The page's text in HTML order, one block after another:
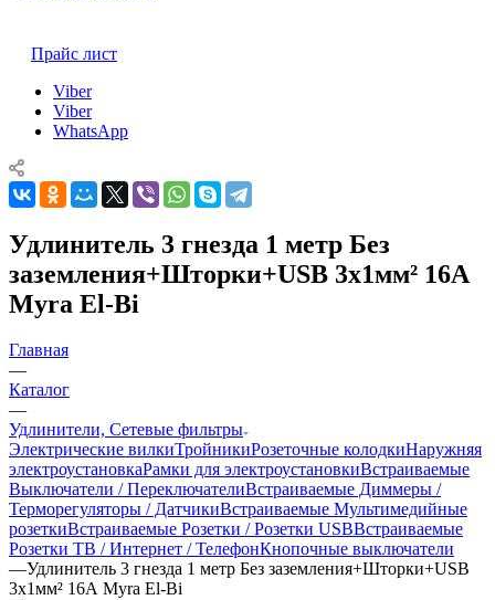
Прайс лист
Viber
Viber
WhatsApp
Удлинитель 3 гнезда 1 метр Без
заземления+Шторки+USB 3х1мм² 16А
Myra El-Bi
Главная
—
Каталог
—
Удлинители, Сетевые фильтры
Электрические вилкиТройникиРозеточные колодкиНаружняя
электроустановкаРамки для электроустановкиВстраиваемые
Выключатели / ПереключателиВстраиваемые Диммеры /
Терморегуляторы / ДатчикиВстраиваемые Мультимедийные
розеткиВстраиваемые Розетки / Розетки USBВстраиваемые
Розетки ТВ / Интернет / ТелефонКнопочные выключатели
—Удлинитель 3 гнезда 1 метр Без заземления+Шторки+USB
3х1мм² 16А Myra El-Bi